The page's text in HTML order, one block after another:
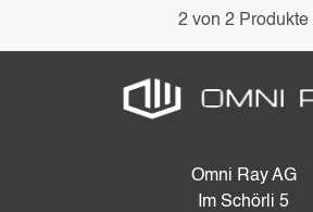
2 von 2 Produkte
Omni Ray AG
Im Schörli 5